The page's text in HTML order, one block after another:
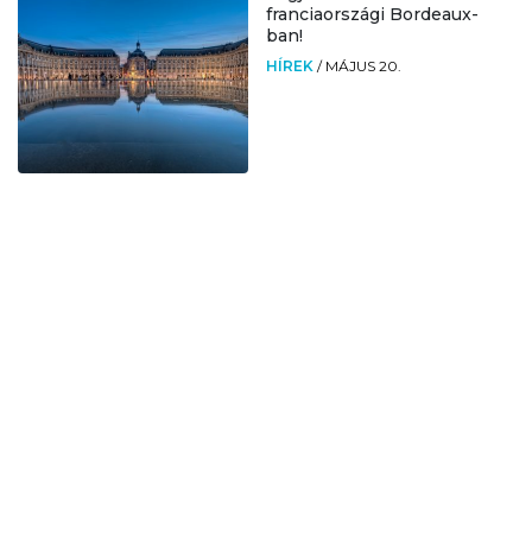
franciaországi Bordeaux-
ban!
HÍREK / MÁJUS 20.